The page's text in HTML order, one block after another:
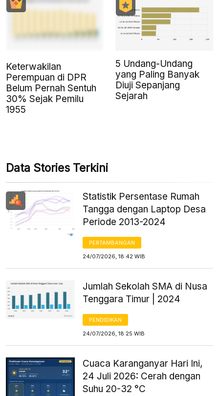
Keterwakilan
Perempuan di DPR
Belum Pernah Sentuh
30% Sejak Pemilu
1955
5 Undang-Undang
yang Paling Banyak
Diuji Sepanjang
Sejarah
Data Stories Terkini
Statistik Persentase Rumah
Tangga dengan Laptop Desa
Periode 2013-2024
PERTAMBANGAN
24/07/2026, 18:42 WIB
Jumlah Sekolah SMA di Nusa
Tenggara Timur | 2024
PENDIDIKAN
24/07/2026, 18:25 WIB
Cuaca Karanganyar Hari Ini,
24 Juli 2026: Cerah dengan
Suhu 20-32 °C